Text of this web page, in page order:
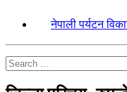
नेपाली पर्यटन